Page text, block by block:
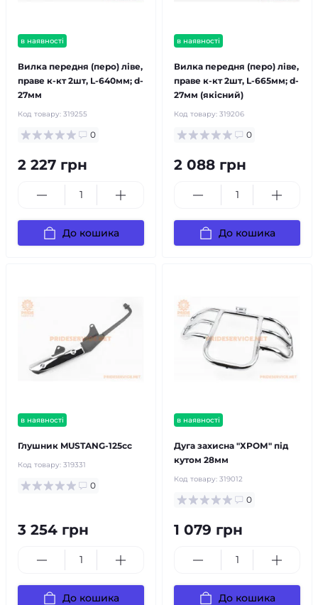
в наявності
Вилка передня (перо) ліве,
праве к-кт 2шт, L-640мм; d-
27мм
Код товару: 319255
0
2 227 грн
До кошика
в наявності
Вилка передня (перо) ліве,
праве к-кт 2шт, L-665мм; d-
27мм (якісний)
Код товару: 319206
0
2 088 грн
До кошика
в наявності
Глушник MUSTANG-125cc
Код товару: 319331
0
3 254 грн
До кошика
в наявності
Дуга захисна "ХРОМ" під
кутом 28мм
Код товару: 319012
0
1 079 грн
До кошика